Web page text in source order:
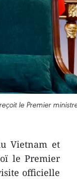
le Premier
Vietnam et
le Premier
officielle